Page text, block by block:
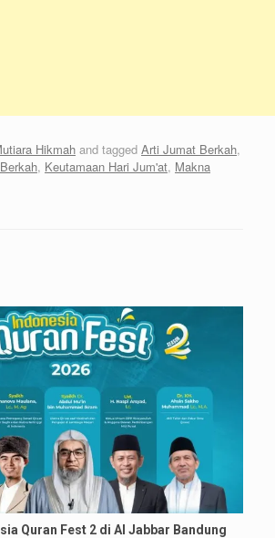
Hikmah and tagged Arti Jumat Berkah,
, Keutamaan Hari Jum'at, Makna
Quran Fest 2 di Al Jabbar Bandung